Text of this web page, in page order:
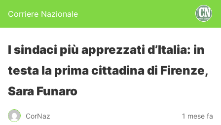
Corriere Nazionale
I sindaci più apprezzati d’Italia: in
testa la prima cittadina di Firenze,
Sara Funaro
CorNaz 1 mese fa